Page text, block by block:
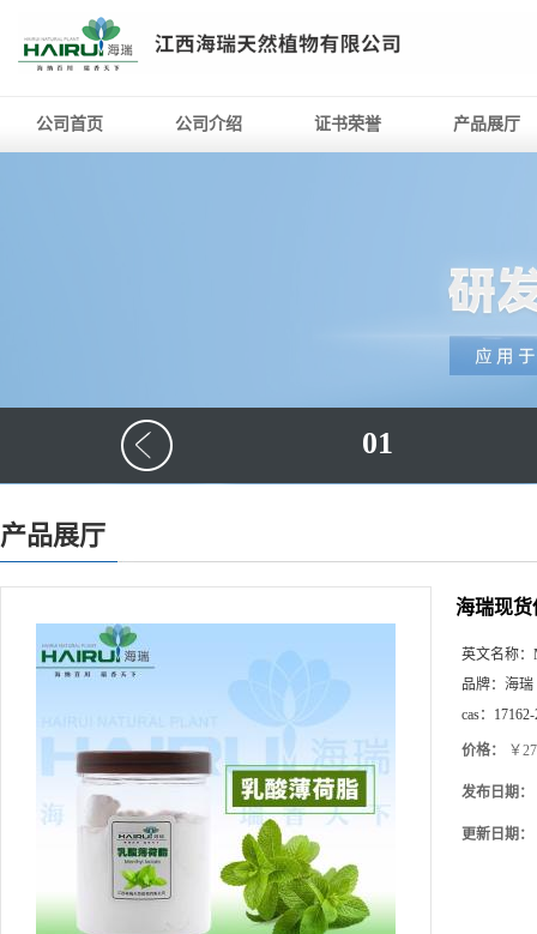
公司首页 公司介绍 证书荣誉 产品展厅
01
产品展厅
海瑞现货
英文名称：
品牌： 海瑞
cas：
价格： ￥
发布日期：
更新日期：